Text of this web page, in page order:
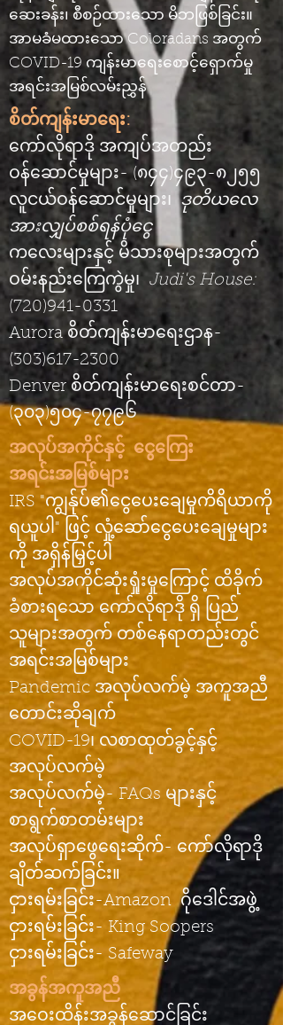
ဆေးခန်း၊ စီစဉ်ထားသော မိဘဖြစ်ခြင်း။
အာမခံမထားသော Coloradans အတွက်
COVID-19 ကျန်းမာရေးစောင့်ရှောက်မှု
အရင်းအမြစ်လမ်းညွှန်
စိတ်ကျန်းမာရေး:
ကော်လိုရာဒို အကျပ်အတည်း
ဝန်ဆောင်မှုများ- (၈၄၄)၄၉၃-၈၂၅၅
လူငယ်ဝန်ဆောင်မှုများ၊ ဒုတိယလေ
အားလျှပ်စစ်ရန်ပုံငွေ
ကလေးများနှင့် မိသားစုများအတွက်
ဝမ်းနည်းကြေကွဲမှု၊
Judi's House:
(720)941-0331
Aurora စိတ်ကျန်းမာရေးဌာန-
(303)617-2300
Denver စိတ်ကျန်းမာရေးစင်တာ-
(၃၀၃)၅၀၄-၇၇၉၆
အလုပ်အကိုင်နှင့် ငွေကြေး
အရင်းအမြစ်များ
IRS "ကျွန်ုပ်၏ငွေပေးချေမှုကိရိယာကို
ရယူပါ" ဖြင့် လှုံ့ဆော်ငွေပေးချေမှုများ
ကို အရှိန်မြှင့်ပါ
အလုပ်အကိုင်ဆုံးရှုံးမှုကြောင့် ထိခိုက်
ခံစားရသော ကော်လိုရာဒို ရှိ ပြည်
သူများအတွက် တစ်နေရာတည်းတွင်
အရင်းအမြစ်များ
Pandemic အလုပ်လက်မဲ့ အကူအညီ
တောင်းဆိုချက်
COVID-19၊ လစာထုတ်ခွင့်နှင့်
အလုပ်လက်မဲ့
အလုပ်လက်မဲ့- FAQs များနှင့်
စာရွက်စာတမ်းများ
အလုပ်ရှာဖွေရေးဆိုက်- ကော်လိုရာဒို
ချိတ်ဆက်ခြင်း။
ငှားရမ်းခြင်း-Amazon ဂိုဒေါင်အဖွဲ့
ငှားရမ်းခြင်း- King Soopers
ငှားရမ်းခြင်း- Safeway
အခွန်အကူအညီ
အဝေးထိန်းအခွန်ဆောင်ခြင်း